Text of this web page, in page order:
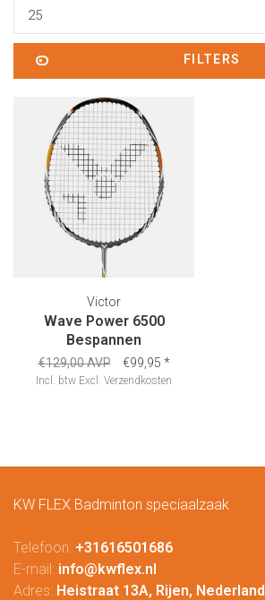
25
FILTERS
Victor
Wave Power 6500
Bespannen
€129,00 AVP €99,95 *
Incl. btw Excl. Verzendkosten
KW FLEX Badminton speciaalzaak
Telefoon: +31616501686
E-mail: info@kwflex.nl
Adres: Heistraat 13A, Rijen, Nederland